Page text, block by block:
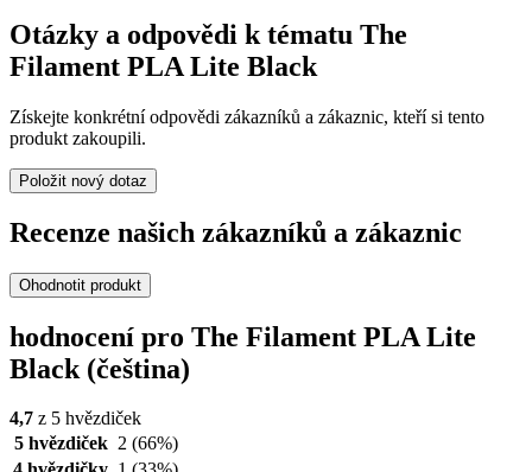
Otázky a odpovědi k tématu The
Filament PLA Lite Black
Získejte konkrétní odpovědi zákazníků a zákaznic, kteří si tento
produkt zakoupili.
Položit nový dotaz
Recenze našich zákazníků a zákaznic
Ohodnotit produkt
hodnocení pro The Filament PLA Lite
Black (čeština)
4,7 z 5 hvězdiček
5 hvězdiček 2 (66%)